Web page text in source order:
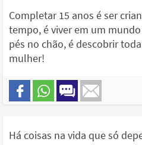
Completar 15 anos é ser
tempo, é viver em um
pés no chão, é descobrir
mulher!
Há coisas na vida que só